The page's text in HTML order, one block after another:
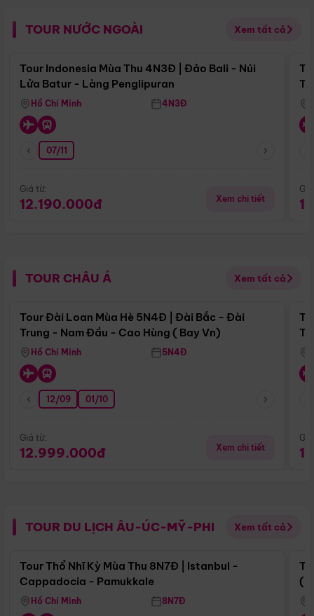
TOUR NƯỚC NGOÀI Xem tất cả
Điểm nổi bật
Tour Indonesia Mùa Thu 4N3Đ | Đảo Bali - Núi
Lửa Batur - Làng Penglipuran
Hồ Chí Minh 4N3Đ
07/11
Giá từ:
12.190.000đ Xem chi tiết
TOUR CHÂU Á Xem tất cả
Điểm nổi bật
Tour Đài Loan Mùa Hè 5N4Đ | Đài Bắc - Đài
Trung - Nam Đầu - Cao Hùng ( Bay Vn)
Hồ Chí Minh 5N4Đ
12/09 01/10
Giá từ:
12.999.000đ Xem chi tiết
TOUR DU LỊCH ÂU-ÚC-MỸ-PHI Xem tất cả
Điểm nổi bật
Tour Thổ Nhĩ Kỳ Mùa Thu 8N7Đ | Istanbul -
Cappadocia - Pamukkale
Hồ Chí Minh 8N7Đ